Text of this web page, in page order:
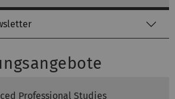
Professional Studies